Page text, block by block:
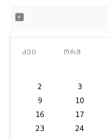
კვი ორშ
2
3
9
10
16
17
23
24